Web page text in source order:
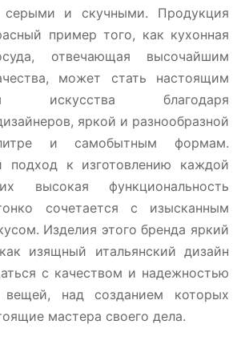
серыми и скучными. Продукция
пример того, как кухонная
отвечающая высочайшим
может стать настоящим
искусства благодаря
яркой и разнообразной
и самобытным формам.
подход к изготовлению каждой
функциональность
сочетается с изысканным
Изделия этого бренда яркий
изящный итальянский дизайн
с качеством и надежностью
вещей, над созданием которых
мастера своего дела.